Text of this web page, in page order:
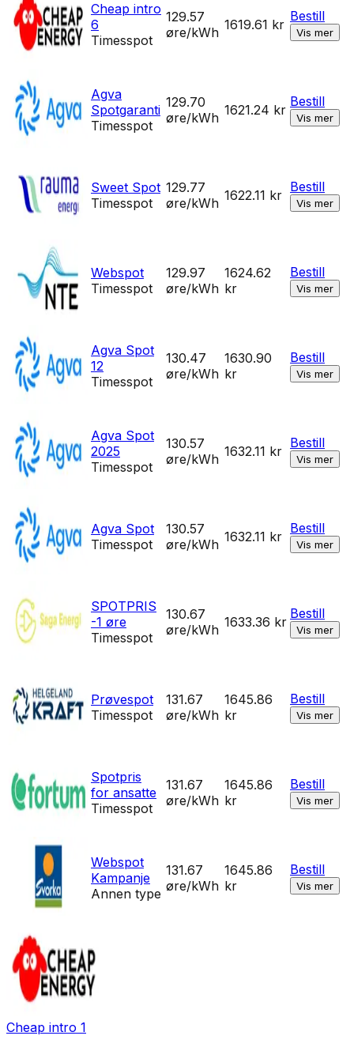
Cheap intro
6
Timesspot
129.57
øre/kWh 1619.61 kr
Bestill
Vis mer
Agva
Spotgaranti
Timesspot
129.70
øre/kWh 1621.24 kr
Bestill
Vis mer
Sweet Spot
Timesspot
129.77
øre/kWh 1622.11 kr
Bestill
Vis mer
Webspot
Timesspot
129.97
øre/kWh
1624.62
kr
Bestill
Vis mer
Agva Spot
12
Timesspot
130.47
øre/kWh
1630.90
kr
Bestill
Vis mer
Agva Spot
2025
Timesspot
130.57
øre/kWh 1632.11 kr
Bestill
Vis mer
Agva Spot
Timesspot
130.57
øre/kWh 1632.11 kr
Bestill
Vis mer
SPOTPRIS
-1 øre
Timesspot
130.67
øre/kWh 1633.36 kr
Bestill
Vis mer
Prøvespot
Timesspot
131.67
øre/kWh
1645.86
kr
Bestill
Vis mer
Spotpris
for ansatte
Timesspot
131.67
øre/kWh
1645.86
kr
Bestill
Vis mer
Webspot
Kampanje
Annen type
131.67
øre/kWh
1645.86
kr
Bestill
Vis mer
Cheap intro 1